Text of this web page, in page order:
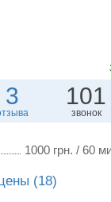
3 101
звонок
1000 грн. / 60
(18)